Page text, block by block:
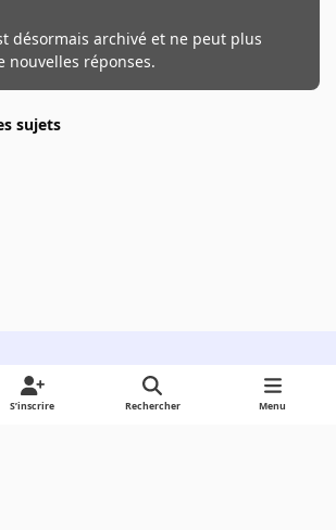
désormais archivé et ne peut plus
nouvelles réponses.
sujets
S’inscrire Rechercher Menu